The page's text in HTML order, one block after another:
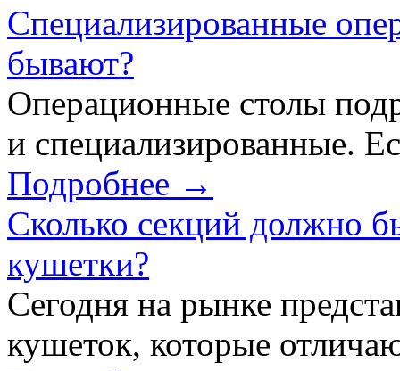
Специализированные
бывают?
Операционные столы
и специализированные.
Подробнее →
Сколько секций должно
кушетки?
Сегодня на рынке
кушеток, которые